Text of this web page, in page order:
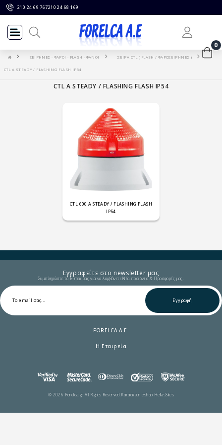
210 24 69 767210 24 68 169
0
ΣΕΙΡΗΝΕΣ - ΦΑΡΟΙ - FLASH - ΦΑΝΟΙ ΣΕΙΡΑ CTL ( FLASH / ΦΑΡΟΣΕΙΡΗΝΕΣ )
CTL A STEADY / FLASHING FLASH IP54
CTL 600 A STEADY / FLASHING FLASH
IP54
CTL A STEADY / FLASHING FLASH IP54
Εγγραφείτε στο newsletter μας
Συμπληρώστε το E-mail σας για να λαμβάνετε Νέα προϊόντα & Προσφορές μας.
Εγγραφή
FORELCA A.E.
Η Εταιρεία
© 2026 Forelca.gr All Rights Reserved. Κατασκευη eshop HellasSites